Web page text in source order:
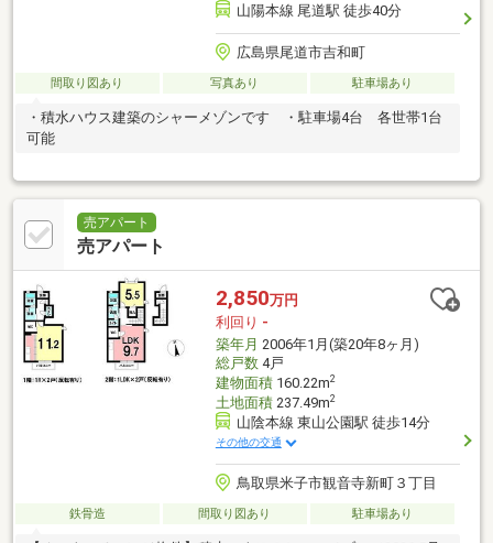
山陽本線 尾道駅 徒歩40分
広島県尾道市吉和町
間取り図あり 写真あり 駐車場あり
・積水ハウス建築のシャーメゾンです ・駐車場4台 各世帯1台
可能
売アパート
売アパート
2,850万円
利回り -
築年月 2006年1月(築20年8ヶ月)
総戸数4戸
建物面積160.22m2
土地面積237.49m2
山陰本線 東山公園駅 徒歩14分
その他の交通
鳥取県米子市観音寺新町３丁目
鉄骨造 間取り図あり 駐車場あり